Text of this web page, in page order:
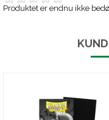
Produktet er endnu ikke